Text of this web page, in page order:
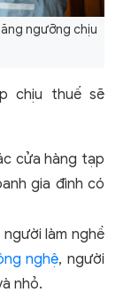
ngưỡng chịu
chịu thuế sẽ
cửa hàng tạp
gia đình có
làm nghề
nghệ, người
nhỏ.